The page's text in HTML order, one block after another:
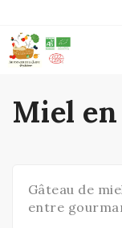
Miel
Gâteau de
entre